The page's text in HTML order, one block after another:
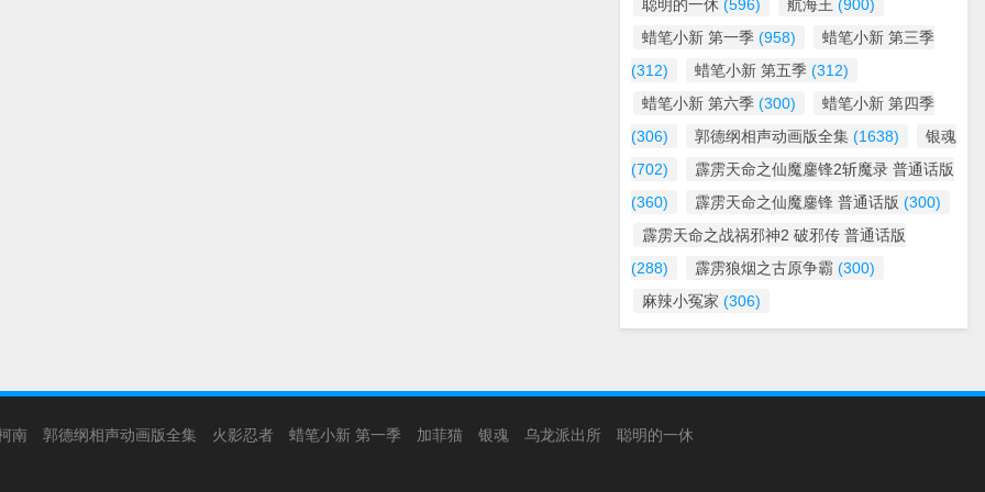
聪明的一休 (596) 航海王 (900)
蜡笔小新 第一季 (958)
蜡笔小新 第三季
(312)
蜡笔小新 第五季 (312)
蜡笔小新 第六季 (300)
蜡笔小新 第四季
(306)
郭德纲相声动画版全集 (1638)
银魂
(702)
霹雳天命之仙魔鏖锋2斩魔录 普通话版
(360)
霹雳天命之仙魔鏖锋 普通话版 (300)
霹雳天命之战祸邪神2 破邪传 普通话版
(288)
霹雳狼烟之古原争霸 (300)
麻辣小冤家 (306)
南 郭德纲相声动画版全集 火影忍者 蜡笔小新 第一季 加菲猫 银魂 乌龙派出所 聪明的一休